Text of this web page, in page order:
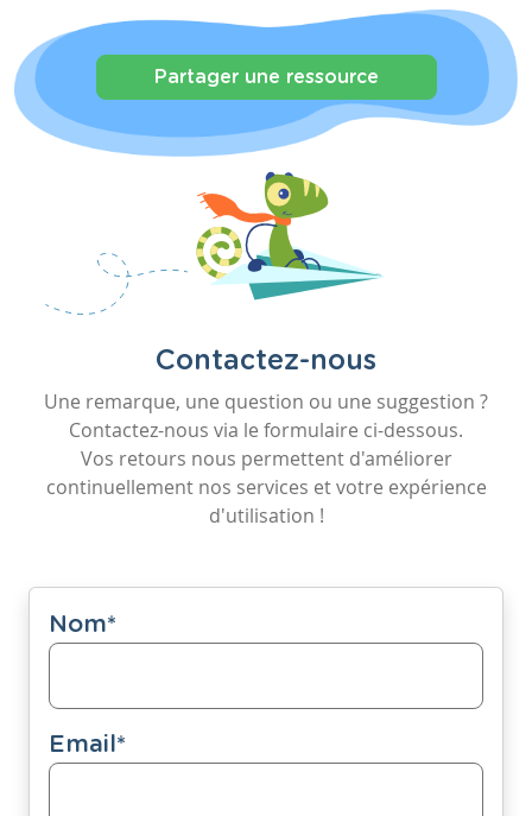
Partager une ressource
Contactez-nous
Une remarque, une question ou une suggestion ?
Contactez-nous via le formulaire ci-dessous.
Vos retours nous permettent d'améliorer
continuellement nos services et votre expérience
d'utilisation !
Nom*
Email*